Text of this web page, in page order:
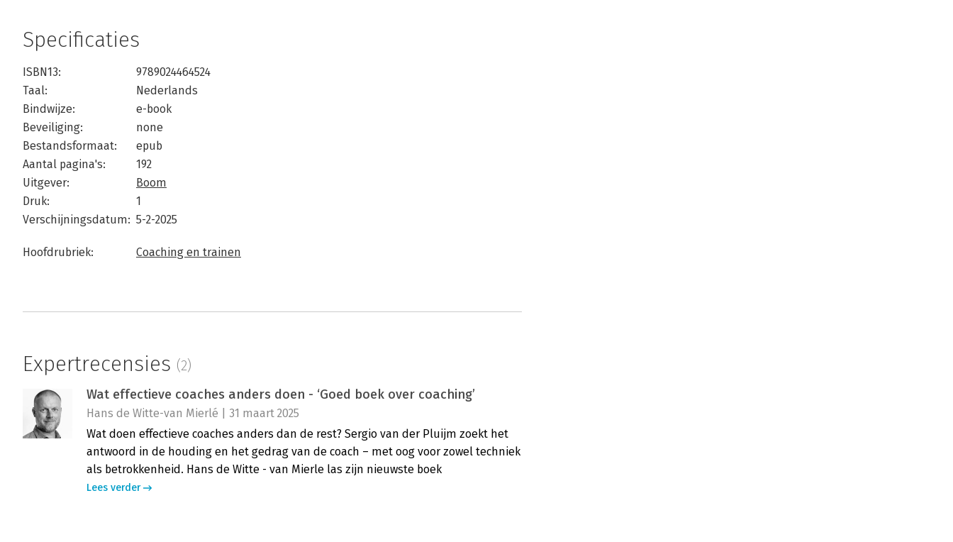
Specificaties
ISBN13:
9789024464524
Taal:
Nederlands
Bindwijze:
e-book
Beveiliging:
none
Bestandsformaat:
epub
Aantal pagina's:
192
Uitgever:
Boom
Druk:
1
Verschijningsdatum: 5-2-2025
Hoofdrubriek: Coaching en trainen
Expertrecensies (2)
Wat effectieve coaches anders doen - ‘Goed boek over coaching’
Hans de Witte-van Mierlé | 31 maart 2025
Wat doen effectieve coaches anders dan de rest? Sergio van der Pluijm zoekt het
antwoord in de houding en het gedrag van de coach – met oog voor zowel techniek
als betrokkenheid. Hans de Witte - van Mierle las zijn nieuwste boek
Lees verder